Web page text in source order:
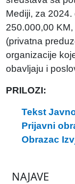
Mediji, za
250.000,00
(privatna
organizacije
obavljaju i
PRILOZI:
Tekst
Prijavni
Obrazac
NAJAVE